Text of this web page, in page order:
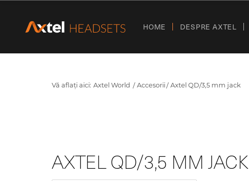
HOME DESPRE AXTEL
Vă aflați aici: Axtel World Accesorii Axtel QD/3,5 mm jack
AXTEL QD/3,5 MM JACK